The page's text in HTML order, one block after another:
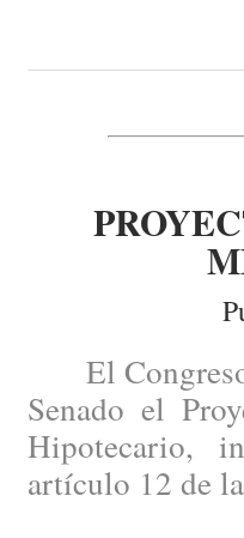
El Congreso
Senado el
Hipotecario,
artículo 12 de